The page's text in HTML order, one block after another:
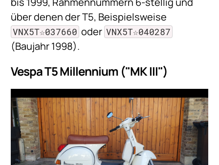
über denen der T5, Beispielsweise
VNX5T☆037660 oder VNX5T☆040287
(Baujahr 1998).
Vespa T5 Millennium ("MK III")